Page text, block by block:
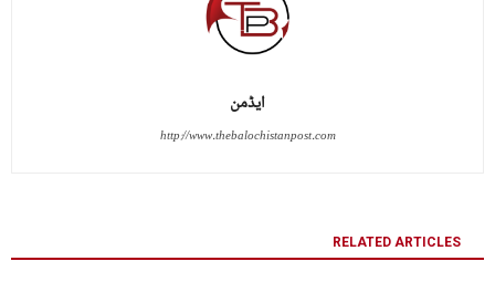
ایڈمن
http://www.thebalochistanpost.com
RELATED ARTICLES